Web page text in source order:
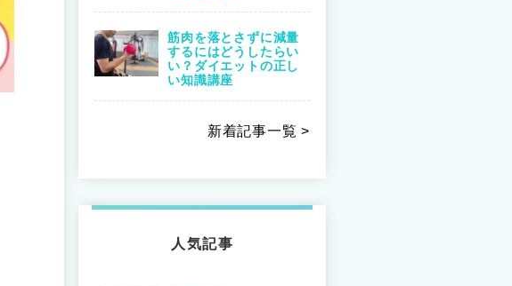
筋肉を落とさずに減量
するにはどうしたらい
い？ダイエットの正し
い知識講座
新着記事一覧 >
人気記事